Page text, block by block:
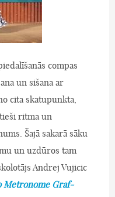
compas
un sišana ar
cita skatupunkta,
ritma un
Šajā sakarā sāku
un uzdūros tam
Andrej Vujicic
Metronome Graf-